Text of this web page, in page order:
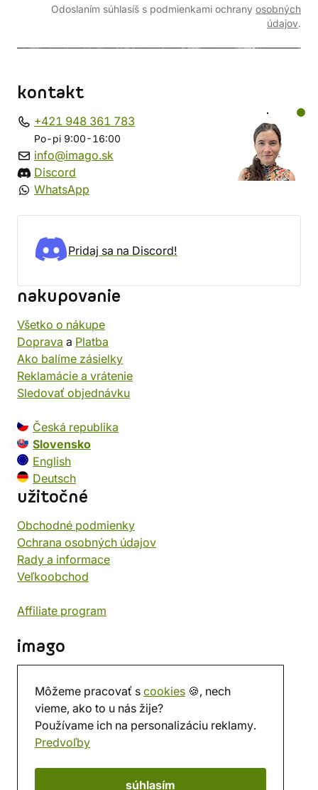
Môžeme pracovať s cookies 🍪, nech
vieme, ako to u nás žije?
Používame ich na personalizáciu reklamy.
Predvoľby
súhlasím
Odoslaním súhlasíš s podmienkami ochrany osobných
údajov.
kontakt
+421 948 361 783
Po-pi 9:00-16:00
info@imago.sk
Discord
WhatsApp
Pridaj sa na Discord!
nakupovanie
Všetko o nákupe
Doprava a Platba
Ako balíme zásielky
Reklamácie a vrátenie
Sledovať objednávku
Česká republika
Slovensko
English
Deutsch
užitočné
Obchodné podmienky
Ochrana osobných údajov
Rady a informace
Veľkoobchod
Affiliate program
imago
Predajňa
Herňa
O nás
Hodnotenie obchodu